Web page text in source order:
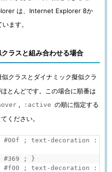
は、Internet Explorer 8か
ます。
ラスと組み合わせる場合
クラスとダイナミック擬似クラ
とんどです。この場合に順番は
, :active の順に指定する
ください。
#00f ; text-decoration :
#369 ; }
#f00 ; text-decoration :